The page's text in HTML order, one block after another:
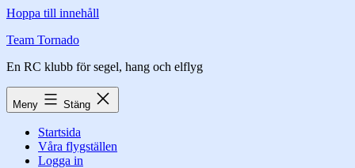
Hoppa till innehåll
Team Tornado
En RC klubb för segel, hang och elflyg
Meny Stäng
Startsida
Våra flygställen
Logga in